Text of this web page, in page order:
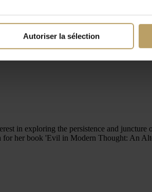
Autoriser la sélection
in exploring the persistence and
her book 'Evil in Modern Thought: An